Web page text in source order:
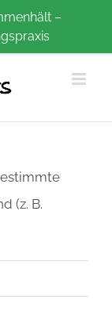
–
(z. B.